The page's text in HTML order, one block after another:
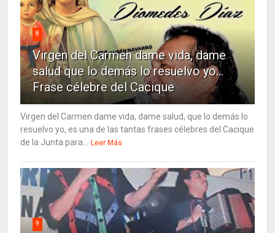
8
Virgen del Carmen dame vida, dame
salud que lo demás lo resuelvo yo…
Frase célebre del Cacique
Virgen del Carmen dame vida, dame salud, que lo demás lo
resuelvo yo, es una de las tantas frases célebres del Cacique
de la Junta para...
Leer Más
9